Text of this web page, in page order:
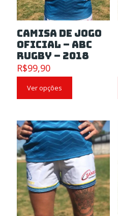
Camisa de Jogo
Oficial – ABC
RUGBY – 2018
R$99,90
Ver opções